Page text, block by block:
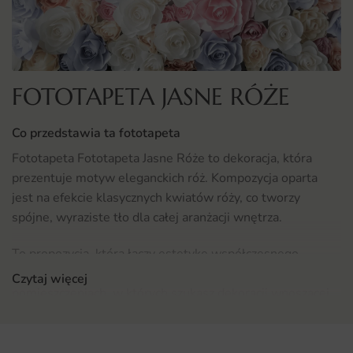
FOTOTAPETA JASNE RÓŻE
Co przedstawia ta fototapeta
Fototapeta Fototapeta Jasne Róże to dekoracja, która
prezentuje motyw eleganckich róż. Kompozycja oparta
jest na efekcie klasycznych kwiatów róży, co tworzy
spójne, wyraziste tło dla całej aranżacji wnętrza.
designu z naturalną, ujmującą tematyką — sprawdzi się w
Czytaj więcej